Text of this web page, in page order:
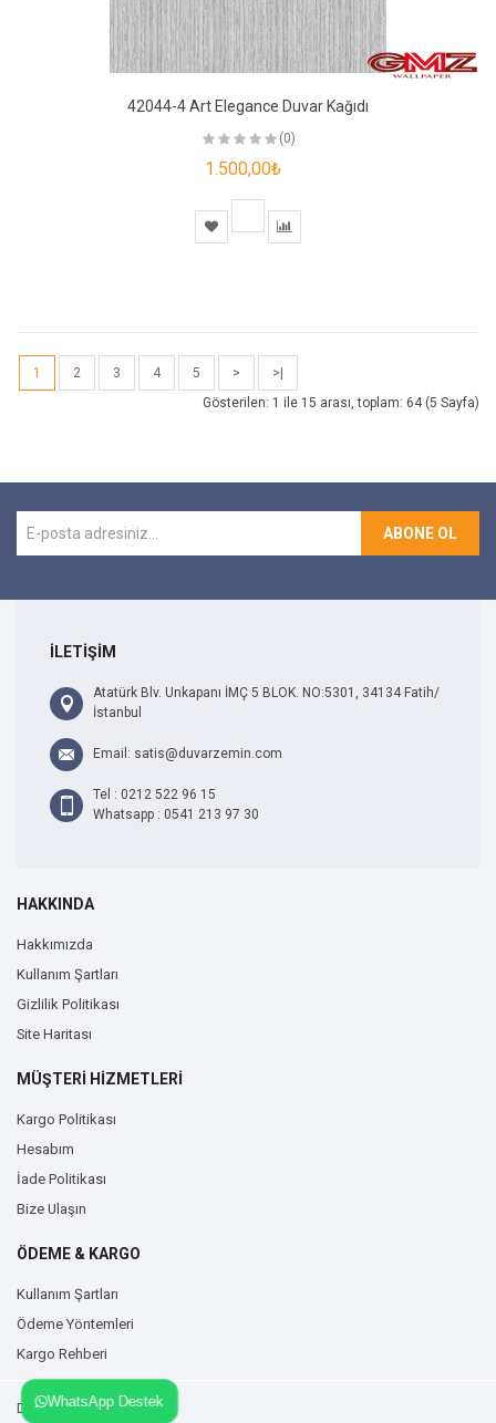
42044-4 Art Elegance Duvar Kağıdı
(0)
1.500,00₺
1 2 3 4 5 >
>|
Gösterilen: 1 ile 15 arası, toplam: 64 (5 Sayfa)
ABONE OL
İLETİŞİM
Atatürk Blv. Unkapanı İMÇ 5 BLOK. NO:5301, 34134 Fatih/
İstanbul
Email: satis@duvarzemin.com
Tel : 0212 522 96 15
Whatsapp : 0541 213 97 30
HAKKINDA
Hakkımızda
Kullanım Şartları
Gizlilik Politikası
Site Haritası
MÜŞTERİ HİZMETLERİ
Kargo Politikası
Hesabım
İade Politikası
Bize Ulaşın
ÖDEME & KARGO
Kullanım Şartları
Ödeme Yöntemleri
Kargo Rehberi
Duvarzemin.com © 2026
WhatsApp Destek